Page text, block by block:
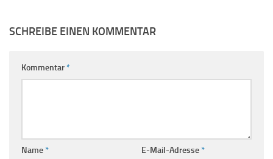
SCHREIBE EINEN KOMMENTAR
Kommentar*
Name* E-Mail-Adresse*